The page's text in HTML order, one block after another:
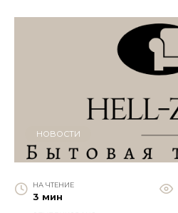
НОВОСТИ
НА ЧТЕНИЕ
3 мин